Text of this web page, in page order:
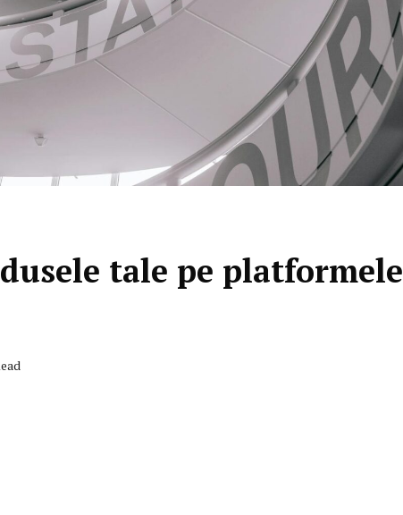
tale pe platformele